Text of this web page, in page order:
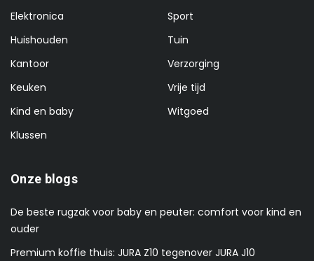
Elektronica
Huishouden
Kantoor
Keuken
Kind en baby
Klussen
Sport
Tuin
Verzorging
Vrije tijd
Witgoed
Onze blogs
De beste rugzak voor baby en peuter: comfort voor kind en
ouder
Premium koffie thuis: JURA Z10 tegenover JURA J10